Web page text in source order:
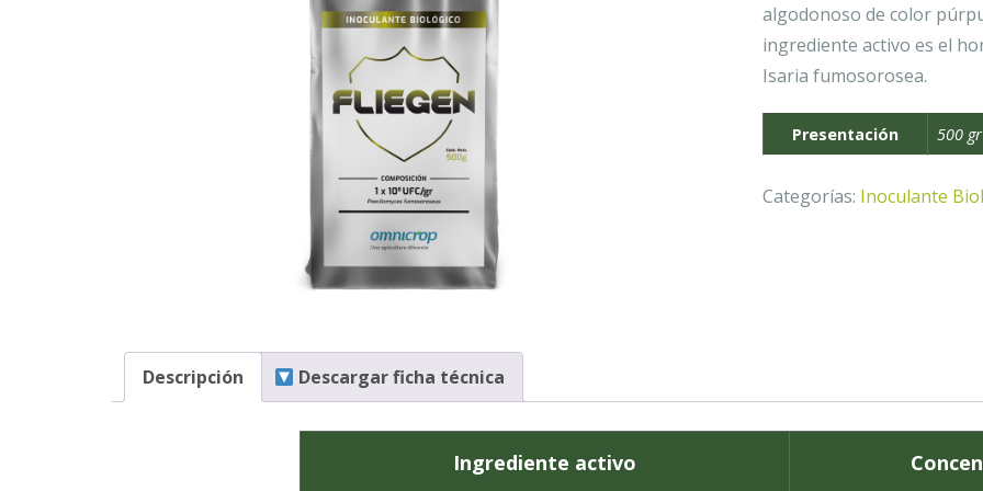
algodonoso de color
ingrediente activo es el
Isaria fumosorosea.
Presentación 500 gr
Categorías: Inoculante
Descripción Descargar ficha técnica
Ingrediente activo